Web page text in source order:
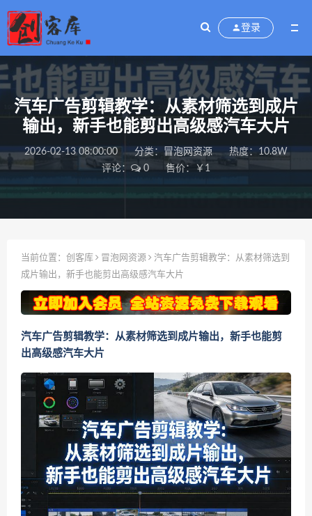
登录
汽车广告剪辑教学：从素材筛选到成片
输出，新手也能剪出高级感汽车大片
2026-02-13 08:00:00 分类： 冒泡网资源
热度：10.8W
评论：
0 售价：￥1
当前位置： 创客库 冒泡网资源
汽车广告剪辑教学：从素材筛选到
成片输出，新手也能剪出高级感汽车大片
汽车广告剪辑教学：从素材筛选到成片输出，新手也能剪
出高级感汽车大片